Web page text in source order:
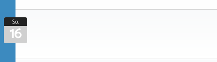
So.
16